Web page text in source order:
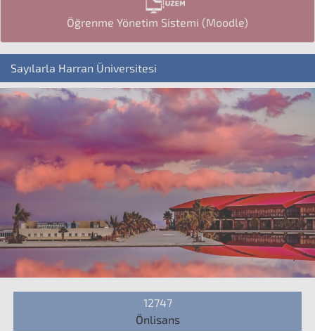
Öğrenme Yönetim Sistemi (Moodle)
Sayılarla Harran Üniversitesi
12747
Önlisans